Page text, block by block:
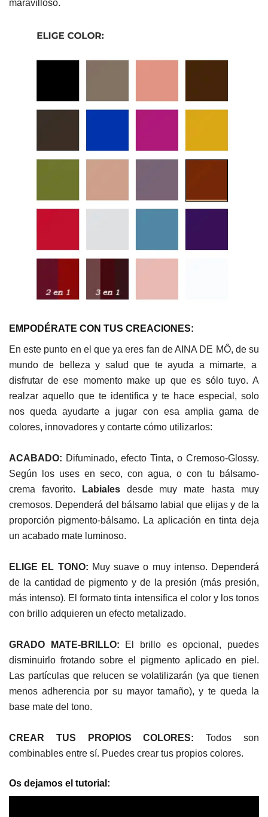
maravilloso.
EMPODÉRATE CON TUS CREACIONES:
En este punto en el que ya eres fan de AINA DE MÔ, de su
mundo de belleza y salud que te ayuda a mimarte, a
disfrutar de ese momento make up que es sólo tuyo. A
realzar aquello que te identifica y te hace especial, solo
nos queda ayudarte a jugar con esa amplia gama de
colores, innovadores y contarte cómo utilizarlos:
ACABADO: Difuminado, efecto Tinta, o Cremoso-Glossy.
Según los uses en seco, con agua, o con tu bálsamo-
crema favorito.
Labialesdesde muy mate hasta muy
cremosos. Dependerá del bálsamo labial que elijas y de la
proporción pigmento-bálsamo. La aplicación en tinta deja
un acabado mate luminoso.
ELIGE EL TONO: Muy suave o muy intenso. Dependerá
de la cantidad de pigmento y de la presión (más presión,
más intenso). El formato tinta intensifica el color y los tonos
con brillo adquieren un efecto metalizado.
GRADO MATE-BRILLO: El brillo es opcional, puedes
disminuirlo frotando sobre el pigmento aplicado en piel.
Las partículas que relucen se volatilizarán (ya que tienen
menos adherencia por su mayor tamaño), y te queda la
base mate del tono.
CREAR TUS PROPIOS COLORES:Todos son
combinables entre sí. Puedes crear tus propios colores.
Os dejamos el tutorial: